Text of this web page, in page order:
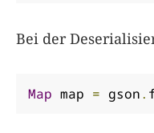
Bei der
Map map = gson.